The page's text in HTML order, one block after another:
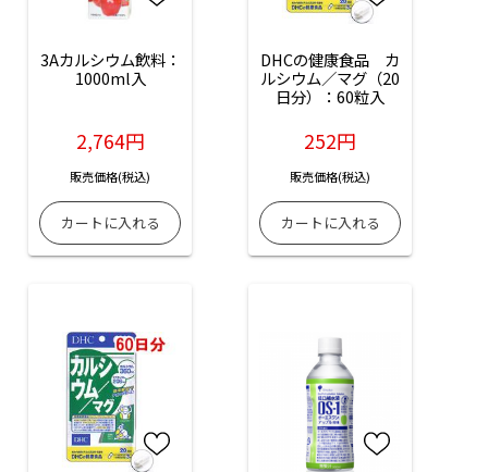
3Aカルシウム飲料：
1000ml入
2,764円
販売価格(税込)
DHCの健康食品　カ
ルシウム／マグ（20
日分）：60粒入
252円
販売価格(税込)